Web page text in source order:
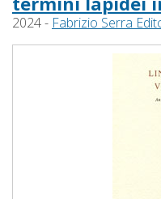
2024 - Fabrizio Serra